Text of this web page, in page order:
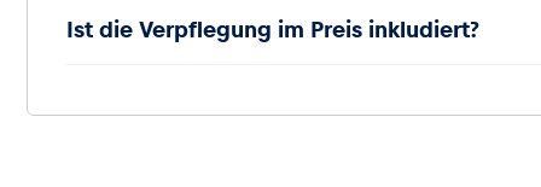
Ist die Verpflegung im Preis inkludiert?